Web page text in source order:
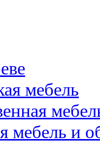
мебель
мебель и